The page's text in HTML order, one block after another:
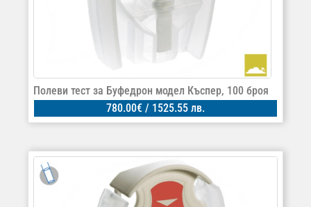
Полеви тест за Буфедрон модел Къспер, 100 броя
780.00€ / 1525.55 лв.